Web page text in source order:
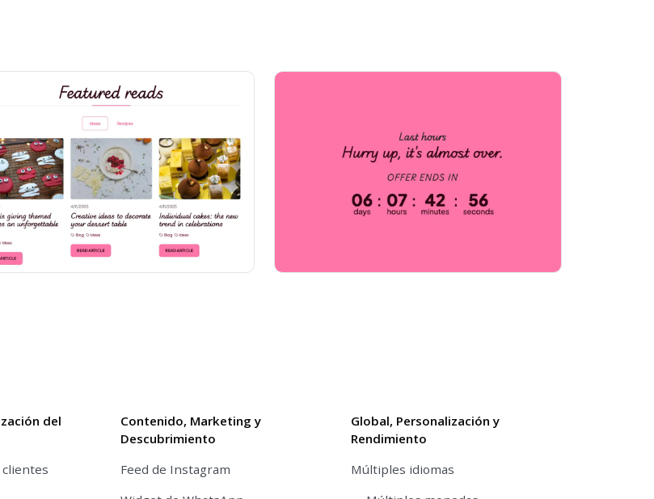
del
Contenido, Marketing y
Descubrimiento
Feed de Instagram
Global, Personalización y
Rendimiento
Múltiples idiomas